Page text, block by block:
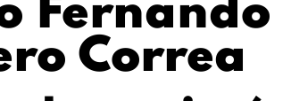
Fernando
Correa